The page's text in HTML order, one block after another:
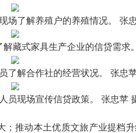
场了解养殖户的养殖情况。 张
藏式家具生产企业的信贷需求
了解合作社的经营状况。 张忠
员现场宣传信贷政策。 张忠苹
推动本土优质文旅产业提档升